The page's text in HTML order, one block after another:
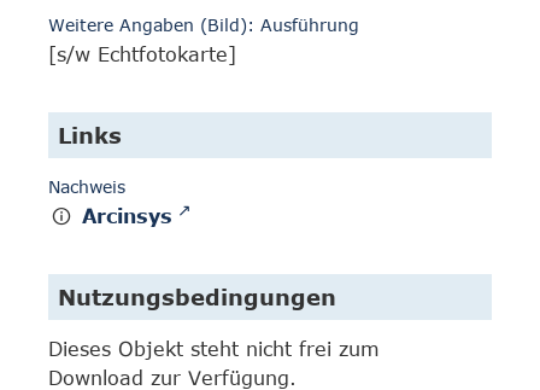
Weitere Angaben (Bild): Ausführung
[s/w Echtfotokarte]
Links
Nachweis
Arcinsys
Nutzungsbedingungen
Dieses Objekt steht nicht frei zum
Download zur Verfügung.